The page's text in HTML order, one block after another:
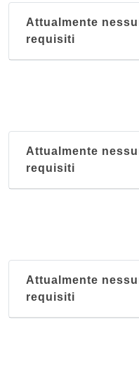
Attualmente
requisiti
Attualmente
requisiti
Attualmente
requisiti